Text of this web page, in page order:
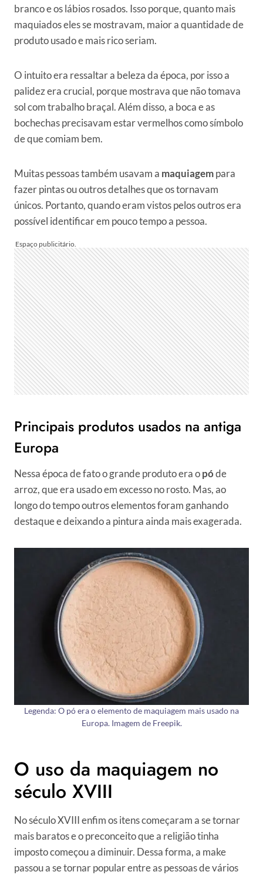
branco e os lábios rosados. Isso porque, quanto mais
maquiados eles se mostravam, maior a quantidade de
produto usado e mais rico seriam.
O intuito era ressaltar a beleza da época, por isso a
palidez era crucial, porque mostrava que não tomava
sol com trabalho braçal. Além disso, a boca e as
bochechas precisavam estar vermelhos como símbolo
de que comiam bem.
Muitas pessoas também usavam a maquiagempara
fazer pintas ou outros detalhes que os tornavam
únicos. Portanto, quando eram vistos pelos outros era
possível identificar em pouco tempo a pessoa.
Principais produtos usados na antiga
Europa
Nessa época de fato o grande produto era opóde
arroz, que era usado em excesso no rosto. Mas, ao
longo do tempo outros elementos foram ganhando
destaque e deixando a pintura ainda mais exagerada.
Legenda: O pó era o elemento de maquiagem mais usado na
Europa. Imagem de Freepik.
O uso da maquiagem no
século XVIII
No século XVIII enfim os itens começaram a se tornar
mais baratos e o preconceito que a religião tinha
imposto começou a diminuir. Dessa forma, a make
passou a se tornar popular entre as pessoas de vários